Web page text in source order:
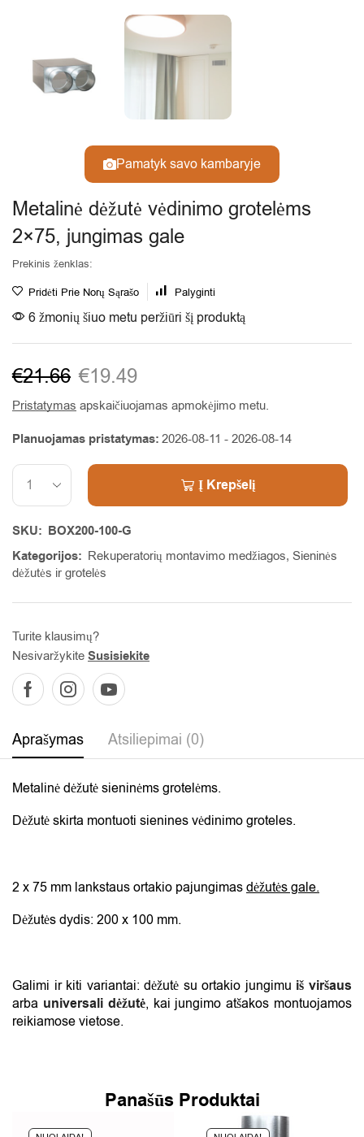
Pamatyk savo kambaryje
Metalinė dėžutė vėdinimo grotelėms
2×75, jungimas gale
Prekinis ženklas:
Pridėti Prie Norų Sąrašo Palyginti
6 žmonių šiuo metu peržiūri šį produktą
€21.66 €19.49
Pristatymas apskaičiuojamas apmokėjimo metu.
Planuojamas pristatymas: 2026-08-11 - 2026-08-14
Į Krepšelį
Alternative:
SKU: BOX200-100-G
Kategorijos: Rekuperatorių montavimo medžiagos, Sieninės
dėžutės ir grotelės
Turite klausimų?
Nesivaržykite Susisiekite
Aprašymas Atsiliepimai (0)
Metalinė dėžutė sieninėms grotelėms.
Dėžutė skirta montuoti sienines vėdinimo groteles.
2 x 75 mm lankstaus ortakio pajungimasdėžutės gale.
Dėžutės dydis: 200 x 100 mm.
Galimi ir kiti variantai: dėžutė su ortakio jungimu iš viršaus
arba universali dėžutė, kai jungimo atšakos montuojamos
reikiamose vietose.
Panašūs Produktai